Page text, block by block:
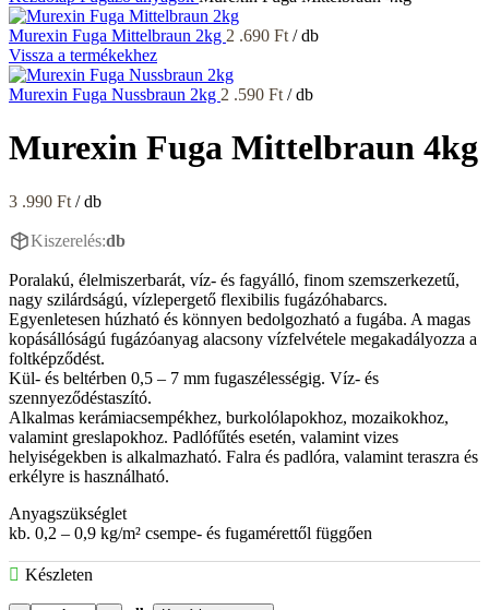
Murexin Fuga Mittelbraun 2kg 2 .690 Ft / db
Vissza a termékekhez
Murexin Fuga Nussbraun 2kg 2 .590 Ft / db
Murexin Fuga Mittelbraun 4kg
3 .990 Ft / db
Kiszerelés:db
Poralakú, élelmiszerbarát, víz- és fagyálló, finom szemszerkezetű,
nagy szilárdságú, vízlepergető flexibilis fugázóhabarcs.
Egyenletesen húzható és könnyen bedolgozható a fugába. A magas
kopásállóságú fugázóanyag alacsony vízfelvétele megakadályozza a
foltképződést.
Kül- és beltérben 0,5 – 7 mm fugaszélességig. Víz- és
szennyeződéstaszító.
Alkalmas kerámiacsempékhez, burkolólapokhoz, mozaikokhoz,
valamint greslapokhoz. Padlófűtés esetén, valamint vizes
helyiségekben is alkalmazható. Falra és padlóra, valamint teraszra és
erkélyre is használható.
Anyagszükséglet
kb. 0,2 – 0,9 kg/m² csempe- és fugamérettől függően
Készleten